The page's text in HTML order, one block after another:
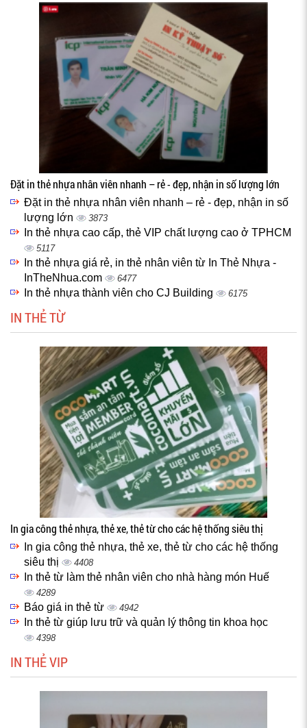
Đặt in thẻ nhựa nhân viên nhanh – rẻ - đẹp, nhận in số lượng lớn
Đặt in thẻ nhựa nhân viên nhanh – rẻ - đẹp, nhận in số
lượng lớn
3873
In thẻ nhựa cao cấp, thẻ VIP chất lượng cao ở TPHCM
5117
In thẻ nhựa giá rẻ, in thẻ nhân viên từ In Thẻ Nhựa -
InTheNhua.com
6477
In thẻ nhựa thành viên cho CJ Building 6175
IN THẺ TỪ
In gia công thẻ nhựa, thẻ xe, thẻ từ cho các hệ thống siêu thị
In gia công thẻ nhựa, thẻ xe, thẻ từ cho các hệ thống
siêu thị
4408
In thẻ từ làm thẻ nhân viên cho nhà hàng món Huế
4289
Báo giá in thẻ từ 4942
In thẻ từ giúp lưu trữ và quản lý thông tin khoa học
4398
IN THẺ VIP